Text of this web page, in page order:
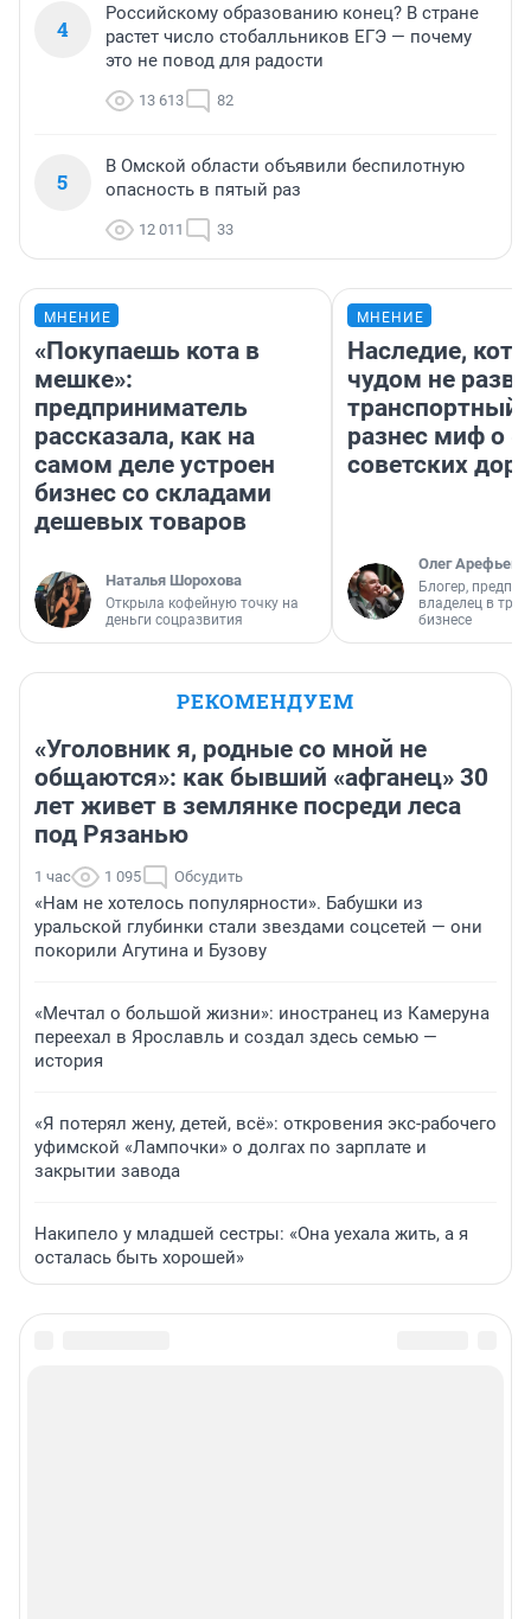
4
Российскому образованию конец? В стране
растет число стобалльников ЕГЭ — почему
это не повод для радости
13 613 82
5
В Омской области объявили беспилотную
опасность в пятый раз
12 011 33
МНЕНИЕ
«Покупаешь кота в
мешке»:
предприниматель
рассказала, как на
самом деле устроен
бизнес со складами
дешевых товаров
Наталья Шорохова
Открыла кофейную точку на
деньги соцразвития
МНЕНИЕ
Наследие,
чудом не
транспортный
разнес миф о
советских
Олег Арефьев
Блогер,
владелец в
бизнесе
РЕКОМЕНДУЕМ
«Уголовник я, родные со мной не
общаются»: как бывший «афганец» 30
лет живет в землянке посреди леса
под Рязанью
1 час 1 095 Обсудить
«Нам не хотелось популярности». Бабушки из
уральской глубинки стали звездами соцсетей — они
покорили Агутина и Бузову
«Мечтал о большой жизни»: иностранец из Камеруна
переехал в Ярославль и создал здесь семью —
история
«Я потерял жену, детей, всё»: откровения экс-рабочего
уфимской «Лампочки» о долгах по зарплате и
закрытии завода
Накипело у младшей сестры: «Она уехала жить, а я
осталась быть хорошей»